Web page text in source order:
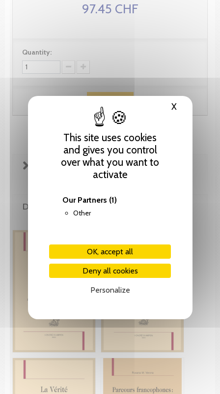
This site uses cookies
and gives you control
over what you want to
activate
Our Partners (1)
Other
OK, accept all
Deny all cookies
Personalize
XHide
97.45 CHF
Quantity:
FICHE TECHNIQUE
DE LA MÊME COLLECTION